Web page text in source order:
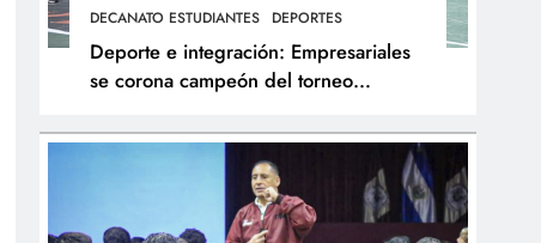
DECANATO ESTUDIANTES DEPORTES
Deporte e integración: Empresariales
se corona campeón del torneo